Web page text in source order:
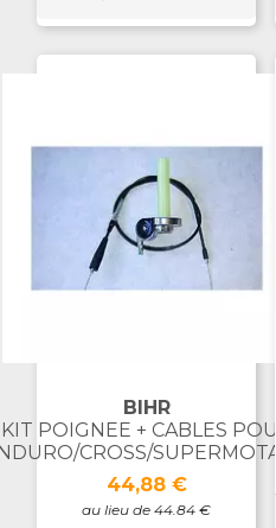
BIHR
KIT POIGNEE + CABLES
CROSS/
Prix
44,88 €
au lieu de 44.84 €